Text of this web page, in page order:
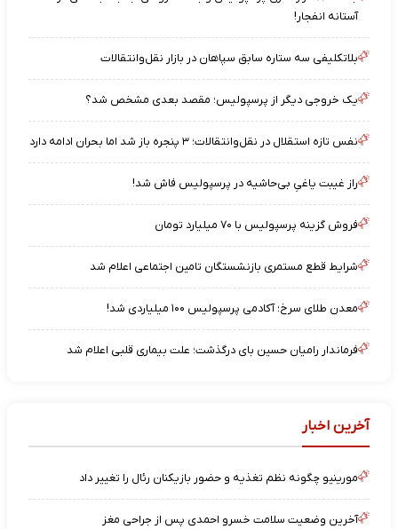
آستانه انفجار!
بلاتکلیفی سه ستاره سابق سپاهان در بازار نقل‌وانتقالات
یک خروجی دیگر از پرسپولیس؛ مقصد بعدی مشخص شد؟
نفس تازه استقلال در نقل‌وانتقالات؛ ۳ پنجره باز شد اما بحران ادامه دارد
راز غیبت یاغیِ بی‌حاشیه در پرسپولیس فاش شد!
فروش گزینه پرسپولیس با ۷۰ میلیارد تومان
شرایط قطع مستمری بازنشستگان تامین اجتماعی اعلام شد
معدن طلای سرخ؛ آکادمی پرسپولیس ۱۰۰ میلیاردی شد!
فرماندار رامیان حسین بای درگذشت؛ علت بیماری قلبی اعلام شد
آخرین اخبار
مورینیو چگونه نظم تغذیه و حضور بازیکنان رئال را تغییر داد
آخرین وضعیت سلامت خسرو احمدی پس از جراحی مغز